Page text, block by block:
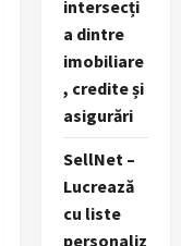
intersecți
a dintre
imobiliare
, credite și
asigurări
SellNet –
Lucrează
cu liste
personaliz